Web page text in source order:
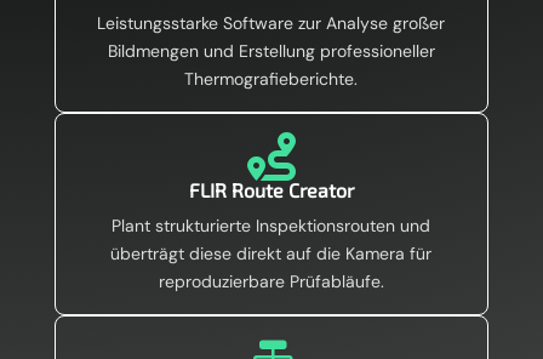
Leistungsstarke Software zur Analyse großer
Bildmengen und Erstellung professioneller
Thermografieberichte.

FLIR Route Creator
Plant strukturierte Inspektionsrouten und
überträgt diese direkt auf die Kamera für
reproduzierbare Prüfabläufe.